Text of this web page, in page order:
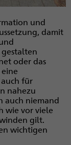
und
damit
oder das
für
nahezu
auch niemand
wie vor viele
gilt.
wichtigen